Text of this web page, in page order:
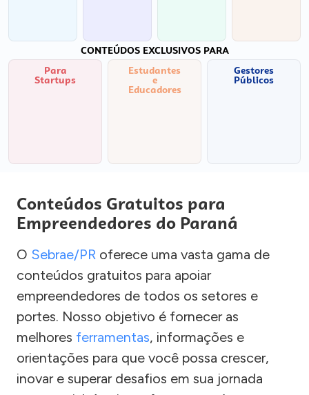
CONTEÚDOS EXCLUSIVOS PARA
Para
Startups
Estudantes
e
Educadores
Gestores
Públicos
Conteúdos Gratuitos para
Empreendedores do Paraná
O Sebrae/PR oferece uma vasta gama de
conteúdos gratuitos para apoiar
empreendedores de todos os setores e
portes. Nosso objetivo é fornecer as
melhores ferramentas, informações e
orientações para que você possa crescer,
inovar e superar desafios em sua jornada